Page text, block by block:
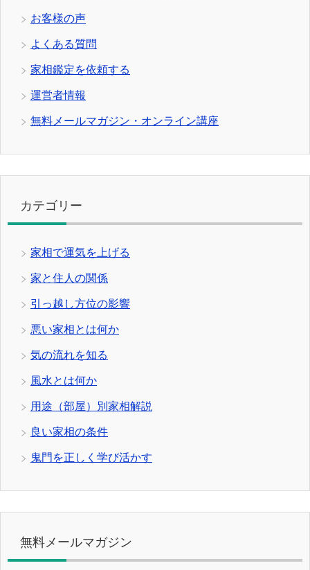
お客様の声
よくある質問
家相鑑定を依頼する
運営者情報
無料メールマガジン・オンライン講座
カテゴリー
家相で運気を上げる
家と住人の関係
引っ越し方位の影響
悪い家相とは何か
気の流れを知る
風水とは何か
用途（部屋）別家相解説
良い家相の条件
鬼門を正しく学び活かす
無料メールマガジン